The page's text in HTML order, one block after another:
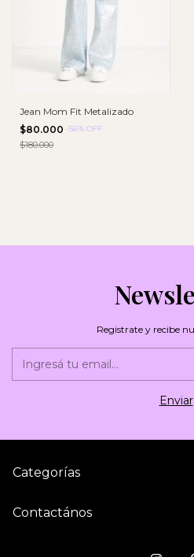
Jean Mom Fit Metalizado
$80.000 -56% OFF
$180.000
Registrate y recibe
Categorías
Contactános